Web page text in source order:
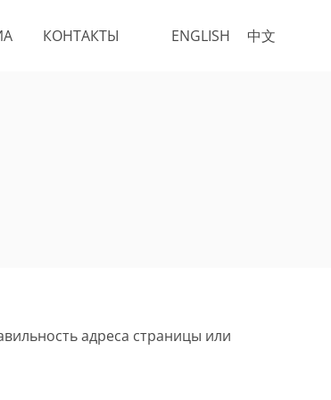
ENGLISH 中文
КОНТАКТЫ
адреса страницы или